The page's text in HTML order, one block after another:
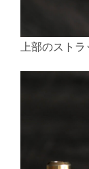
上部のスト